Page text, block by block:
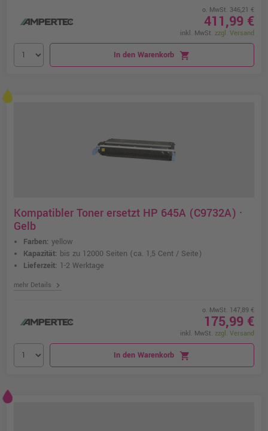
o. MwSt. 346,21 €
411,99 €
inkl. MwSt. zzgl. Versand
In den Warenkorb shopping_cart
Kompatibler Toner ersetzt HP 645A (C9732A) ·
Gelb
Farben: yellow
Kapazität: bis zu 12000 Seiten (ca. 1,5 Cent / Seite)
Lieferzeit: 1-2 Werktage
mehr Details chevron_right
o. MwSt. 147,89 €
175,99 €
inkl. MwSt. zzgl. Versand
In den Warenkorb shopping_cart